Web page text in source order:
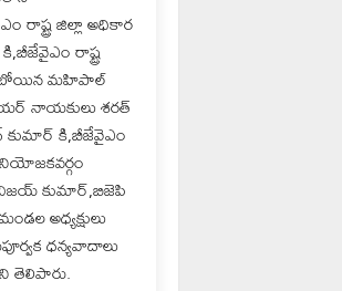
రాష్ట్ర జిల్లా అధికార
రాష్ట్ర
మహిపాల్
నాయకులు శరత్
కి,బీజేవైఎం
కుమార్,బిజెపి
అధ్యక్షులు
ధన్యవాదాలు
తెలిపారు.